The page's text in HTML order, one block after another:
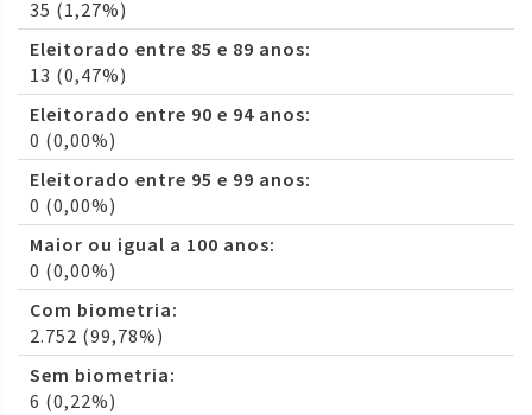
35 (1,27%)
Eleitorado entre 85 e 89 anos:
13 (0,47%)
Eleitorado entre 90 e 94 anos:
0 (0,00%)
Eleitorado entre 95 e 99 anos:
0 (0,00%)
Maior ou igual a 100 anos:
0 (0,00%)
Com biometria:
2.752 (99,78%)
Sem biometria:
6 (0,22%)